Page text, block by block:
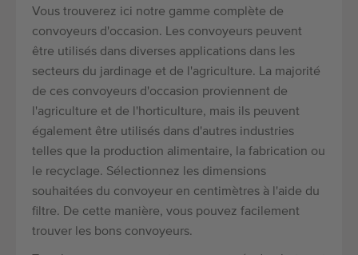
Vous trouverez ici notre gamme complète de
convoyeurs d'occasion. Les convoyeurs peuvent
être utilisés dans diverses applications dans les
secteurs du jardinage et de l'agriculture. La majorité
de ces convoyeurs d'occasion proviennent de
l'agriculture et de l'horticulture, mais ils peuvent
également être utilisés dans d'autres industries
telles que la production alimentaire, la fabrication ou
le recyclage. Sélectionnez les dimensions
souhaitées du convoyeur en centimètres à l'aide du
filtre. De cette manière, vous pouvez facilement
trouver les bons convoyeurs.